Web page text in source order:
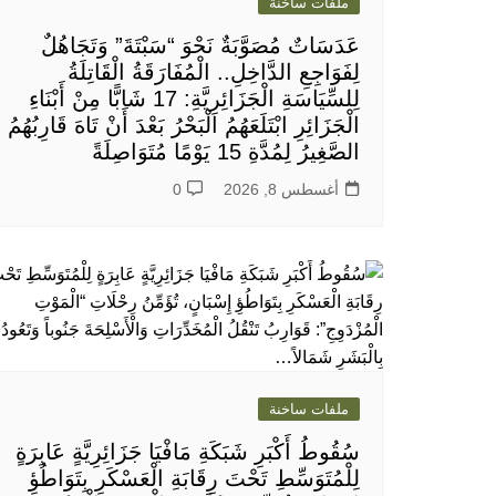
عَدَسَاتٌ مُصَوَّبَةٌ نَحْوَ “سَبْتَةَ” وَتَجَاهُلٌ
لِفَوَاجِعِ الدَّاخِلِ.. الْمُفَارَقَةُ الْقَاتِلَةُ
لِلسِّيَاسَةِ الْجَزَائِرِيَّةِ: 17 شَابًّا مِنْ أَبْنَاءِ
الْجَزَائِرِ ابْتَلَعَهُمُ الْبَحْرُ بَعْدَ أَنْ تَاهَ قَارِبُهُمُ
الصَّغِيرُ لِمُدَّةِ 15 يَوْمًا مُتَوَاصِلَةً
أغسطس 8, 2026 0
ملفات ساخنة
سُقُوطُ أَكْبَرِ شَبَكَةِ مَافْيَا جَزَائِرِيَّةٍ عَابِرَةٍ
لِلْمُتَوَسِّطِ تَحْتَ رِقَابَةِ الْعَسْكَرِ بِتَوَاطُؤِ